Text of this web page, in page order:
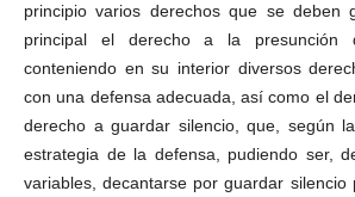
principio varios derechos que se deben
principal el derecho a la presunción
conteniendo en su interior diversos
con una defensa adecuada, así como el
derecho a guardar silencio, que, según
estrategia de la defensa, pudiendo ser,
variables, decantarse por guardar silencio